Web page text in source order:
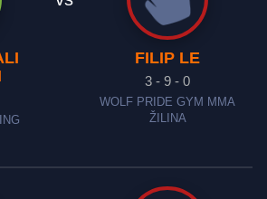
FILIP LE
3 - 9 - 0
WOLF PRIDE GYM MMA
ŽILINA